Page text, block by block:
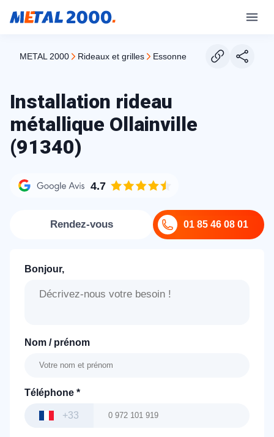
METAL 2000 rideaux et grilles essonne
Installation rideau
métallique Ollainville
(91340)
4.7
01 85 46 08 01
Rendez-vous
Bonjour,
Nom / prénom
Téléphone *
+33